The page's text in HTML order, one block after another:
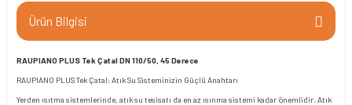
Ürün Bilgisi
RAUPIANO PLUS Tek Çatal DN 110/50, 45 Derece
RAUPIANO PLUS Tek Çatal: Atık Su Sisteminizin Güçlü Anahtarı
Yerden ısıtma sistemlerinde, atık su tesisatı da en az ısınma sistemi kadar önemlidir. Atık